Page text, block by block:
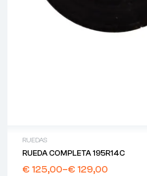
RUEDAS
RUEDA COMPLETA 195R14C
€ 125,00–€ 129,00